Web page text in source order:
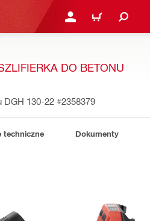
ZALOGUJ SIĘ LUB
KOSZYK
DO BETONU
DGH 130-22 #2358379
techniczne Dokumenty